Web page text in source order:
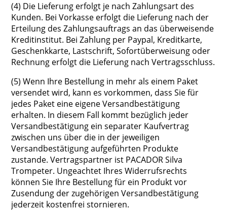
(4) Die Lieferung erfolgt je nach Zahlungsart des
Kunden. Bei Vorkasse erfolgt die Lieferung nach der
Erteilung des Zahlungsauftrags an das überweisende
Kreditinstitut. Bei Zahlung per Paypal, Kreditkarte,
Geschenkkarte, Lastschrift, Sofortüberweisung oder
Rechnung erfolgt die Lieferung nach Vertragsschluss.
(5) Wenn Ihre Bestellung in mehr als einem Paket
versendet wird, kann es vorkommen, dass Sie für
jedes Paket eine eigene Versandbestätigung
erhalten. In diesem Fall kommt bezüglich jeder
Versandbestätigung ein separater Kaufvertrag
zwischen uns über die in der jeweiligen
Versandbestätigung aufgeführten Produkte
zustande. Vertragspartner ist PACADOR Silva
Trompeter. Ungeachtet Ihres Widerrufsrechts
können Sie Ihre Bestellung für ein Produkt vor
Zusendung der zugehörigen Versandbestätigung
jederzeit kostenfrei stornieren.